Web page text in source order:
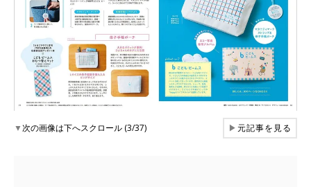
▼次の画像は下へスクロール (3/37) ▶元記事を見る